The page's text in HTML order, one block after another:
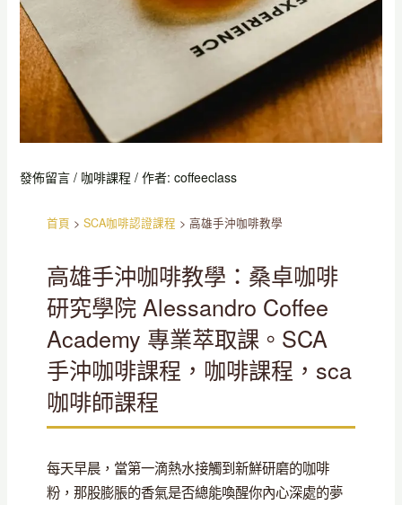
發佈留言 / 咖啡課程 / 作者: coffeeclass
首頁 > SCA咖啡認證課程 > 高雄手沖咖啡教學
高雄手沖咖啡教學：桑卓咖啡
研究學院 Alessandro Coffee
Academy 專業萃取課。SCA
手沖咖啡課程，咖啡課程，sca
咖啡師課程
每天早晨，當第一滴熱水接觸到新鮮研磨的咖啡
粉，那股膨脹的香氣是否總能喚醒你內心深處的夢